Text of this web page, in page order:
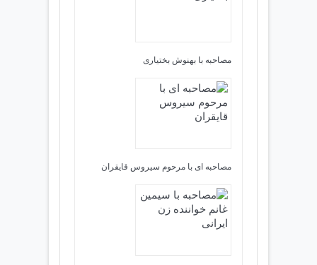
مصاحبه با بهنوش بختیاری
مصاحبه ای با مرحوم سیروس قایقران